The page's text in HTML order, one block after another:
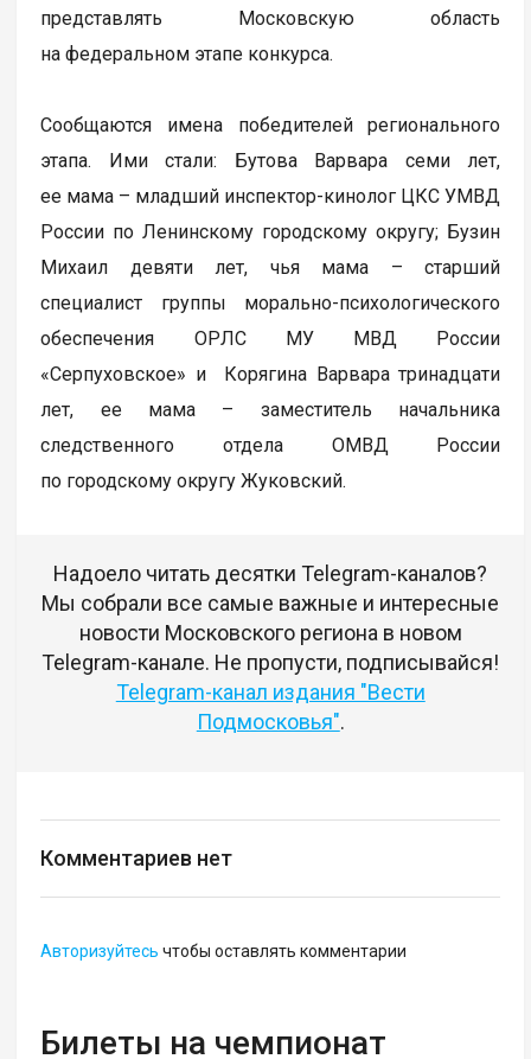
представлять Московскую область
на федеральном этапе конкурса.
Сообщаются имена победителей регионального
этапа. Ими стали: Бутова Варвара семи лет,
ее мама – младший инспектор-кинолог ЦКС УМВД
России по Ленинскому городскому округу; Бузин
Михаил девяти лет, чья мама – старший
специалист группы морально-психологического
обеспечения ОРЛС МУ МВД России
«Серпуховское» и Корягина Варвара тринадцати
лет, ее мама – заместитель начальника
следственного отдела ОМВД России
по городскому округу Жуковский.
Надоело читать десятки Telegram-каналов?
Мы собрали все самые важные и интересные
новости Московского региона в новом
Telegram-канале. Не пропусти, подписывайся!
Telegram-канал издания "Вести
Подмосковья".
Комментариев нет
Авторизуйтесь чтобы оставлять комментарии
Билеты на чемпионат